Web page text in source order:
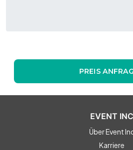
PREIS
EVENT INC
Über Event
Karriere